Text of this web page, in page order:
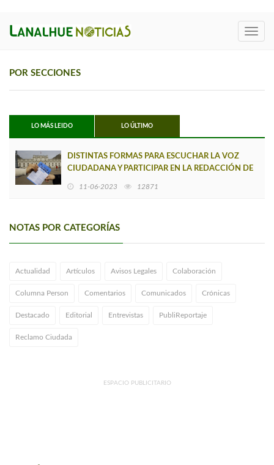
POR SECCIONES
LO MÁS LEIDO LO ÚLTIMO
DISTINTAS FORMAS PARA ESCUCHAR LA VOZ
CIUDADANA Y PARTICIPAR EN LA REDACCIÓN DE
11-06-2023 12871
NOTAS POR CATEGORÍAS
Actualidad Artículos Avisos Legales Colaboración
Columna Person Comentarios Comunicados Crónicas
Destacado Editorial Entrevistas PubliReportaje
Reclamo Ciudada
ESPACIO PUBLICITARIO